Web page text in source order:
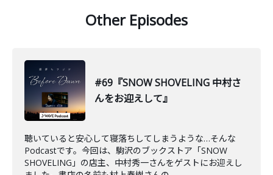
Other Episodes
#69『SNOW SHOVELING 中村さ
んをお迎えして』
聴いていると安心して寝落ちしてしまうような…そんな
Podcastです。今回は、駒沢のブックストア「SNOW
SHOVELING」の店主、中村秀一さんをゲストにお迎えし